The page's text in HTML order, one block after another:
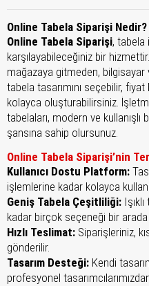
Online Tabela Siparişi Nedir?
Online Tabela Siparişi, tabela
karşılayabileceğiniz bir
mağazaya gitmeden,
tabela tasarımını seçebilir,
kolayca oluşturabilirsiniz.
tabelaları, modern ve
şansına sahip olursunuz.
Online Tabela Siparişi’nin
Kullanıcı Dostu Platform:
işlemlerine kadar kolayca
Geniş Tabela Çeşitliliği:
kadar birçok seçeneği bir
Hızlı Teslimat: Siparişleriniz,
gönderilir.
Tasarım Desteği: Kendi
profesyonel